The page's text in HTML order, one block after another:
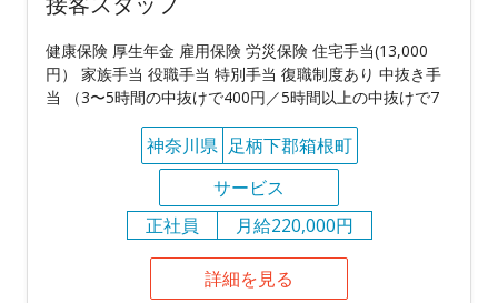
健康保険 厚生年金 雇用保険 労災保険 住宅手当(13,000
円） 家族手当 役職手当 特別手当 復職制度あり 中抜き手
当 （3〜5時間の中抜けで400円／5時間以上の中抜けで7
神奈川県 足柄下郡箱根町
サービス
正社員
月給220,000円
詳細を見る